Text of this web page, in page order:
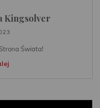
Kingsolver
Świata!